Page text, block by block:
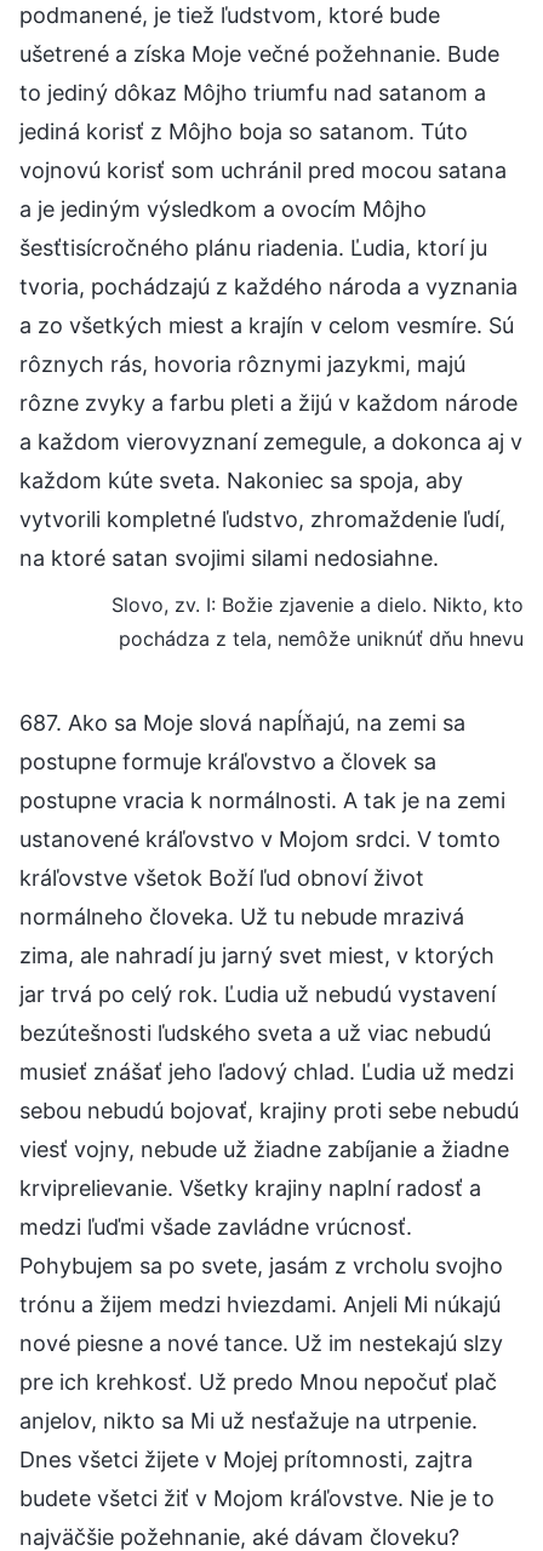
podmanené, je tiež ľudstvom, ktoré bude
ušetrené a získa Moje večné požehnanie. Bude
to jediný dôkaz Môjho triumfu nad satanom a
jediná korisť z Môjho boja so satanom. Túto
vojnovú korisť som uchránil pred mocou satana
a je jediným výsledkom a ovocím Môjho
šesťtisícročného plánu riadenia. Ľudia, ktorí ju
tvoria, pochádzajú z každého národa a vyznania
a zo všetkých miest a krajín v celom vesmíre. Sú
rôznych rás, hovoria rôznymi jazykmi, majú
rôzne zvyky a farbu pleti a žijú v každom národe
a každom vierovyznaní zemegule, a dokonca aj v
každom kúte sveta. Nakoniec sa spoja, aby
vytvorili kompletné ľudstvo, zhromaždenie ľudí,
na ktoré satan svojimi silami nedosiahne.
Slovo, zv. I: Božie zjavenie a dielo. Nikto, kto
pochádza z tela, nemôže uniknúť dňu hnevu
687. Ako sa Moje slová napĺňajú, na zemi sa
postupne formuje kráľovstvo a človek sa
postupne vracia k normálnosti. A tak je na zemi
ustanovené kráľovstvo v Mojom srdci. V tomto
kráľovstve všetok Boží ľud obnoví život
normálneho človeka. Už tu nebude mrazivá
zima, ale nahradí ju jarný svet miest, v ktorých
jar trvá po celý rok. Ľudia už nebudú vystavení
bezútešnosti ľudského sveta a už viac nebudú
musieť znášať jeho ľadový chlad. Ľudia už medzi
sebou nebudú bojovať, krajiny proti sebe nebudú
viesť vojny, nebude už žiadne zabíjanie a žiadne
krviprelievanie. Všetky krajiny naplní radosť a
medzi ľuďmi všade zavládne vrúcnosť.
Pohybujem sa po svete, jasám z vrcholu svojho
trónu a žijem medzi hviezdami. Anjeli Mi núkajú
nové piesne a nové tance. Už im nestekajú slzy
pre ich krehkosť. Už predo Mnou nepočuť plač
anjelov, nikto sa Mi už nesťažuje na utrpenie.
Dnes všetci žijete v Mojej prítomnosti, zajtra
budete všetci žiť v Mojom kráľovstve. Nie je to
najväčšie požehnanie, aké dávam človeku?